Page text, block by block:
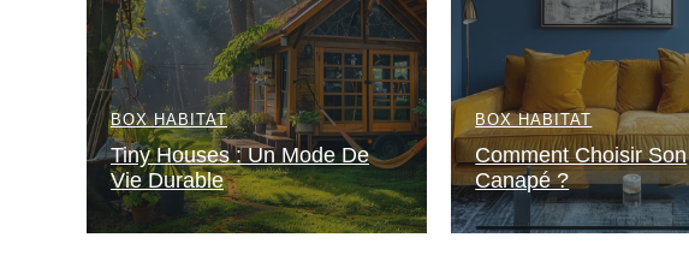
BOX HABITAT
Tiny Houses : Un Mode De
Vie Durable
BOX HABITAT
Comment Choisir Son
Canapé ?